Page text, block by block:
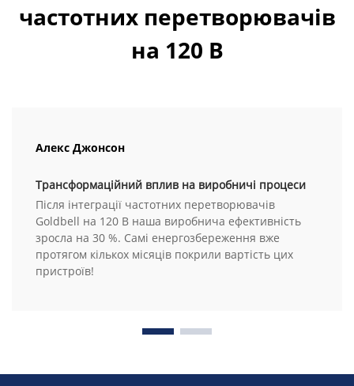
частотних перетворювачів
на 120 В
Алекс Джонсон
Трансформаційний вплив на виробничі процеси
Після інтеграції частотних перетворювачів
Goldbell на 120 В наша виробнича ефективність
зросла на 30 %. Самі енергозбереження вже
протягом кількох місяців покрили вартість цих
пристроїв!